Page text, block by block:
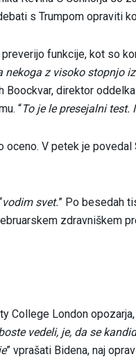
s Trumpom opraviti
funkcije, kot so
nekoga z visoko stopnjo
Boockvar, direktor
“To je le presejalni test.
V petek je povedal
vodim svet.” Po besedah
zdravniškem
College London opozarja,
vedeli, je, da se
” vprašati Bidena, naj